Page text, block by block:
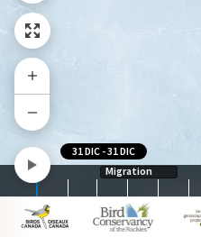
Migration
31 DIC -31 DIC